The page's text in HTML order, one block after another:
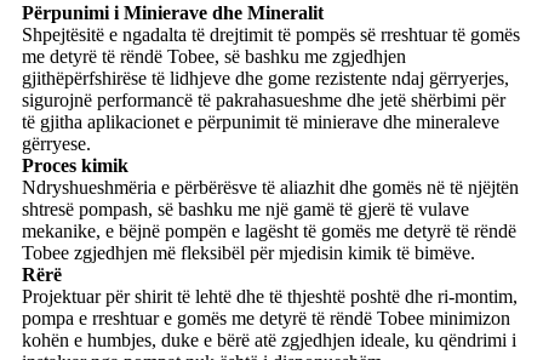
Përpunimi i Minierave dhe Mineralit
Shpejtësitë e ngadalta të drejtimit të pompës së rreshtuar të gomës
me detyrë të rëndë Tobee, së bashku me zgjedhjen
gjithëpërfshirëse të lidhjeve dhe gome rezistente ndaj gërryerjes,
sigurojnë performancë të pakrahasueshme dhe jetë shërbimi për
të gjitha aplikacionet e përpunimit të minierave dhe mineraleve
gërryese.
Proces kimik
Ndryshueshmëria e përbërësve të aliazhit dhe gomës në të njëjtën
shtresë pompash, së bashku me një gamë të gjerë të vulave
mekanike, e bëjnë pompën e lagësht të gomës me detyrë të rëndë
Tobee zgjedhjen më fleksibël për mjedisin kimik të bimëve.
Rërë
Projektuar për shirit të lehtë dhe të thjeshtë poshtë dhe ri-montim,
pompa e rreshtuar e gomës me detyrë të rëndë Tobee minimizon
kohën e humbjes, duke e bërë atë zgjedhjen ideale, ku qëndrimi i